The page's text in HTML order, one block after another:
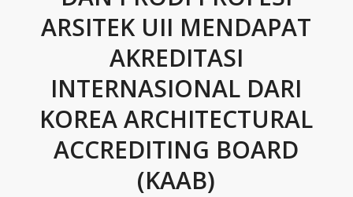
ARSITEK UII MENDAPAT
AKREDITASI
INTERNASIONAL DARI
KOREA ARCHITECTURAL
ACCREDITING BOARD
(KAAB)